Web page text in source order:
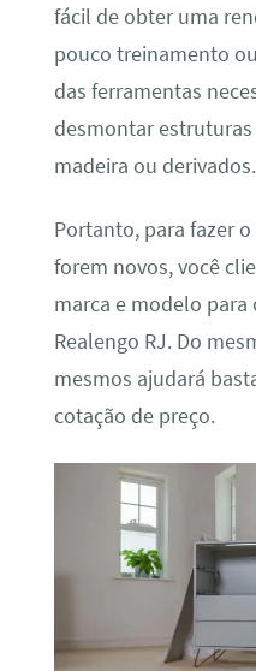
fácil de obter uma
pouco treinamento
das ferramentas
desmontar
madeira ou derivados.
Portanto, para fazer
forem novos, você
marca e modelo
Realengo RJ. Do
mesmos ajudará
cotação de preço.